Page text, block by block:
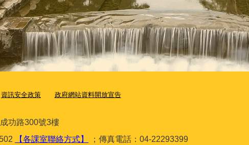
資訊安全政策 政府網站資料開放宣告
功路300號3樓
【各課室聯絡方式】 ；傳真電話：04-22293399